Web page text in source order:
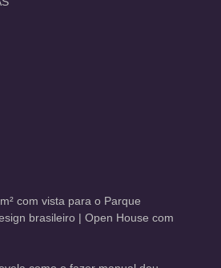
com vista para o Parque
brasileiro | Open House com